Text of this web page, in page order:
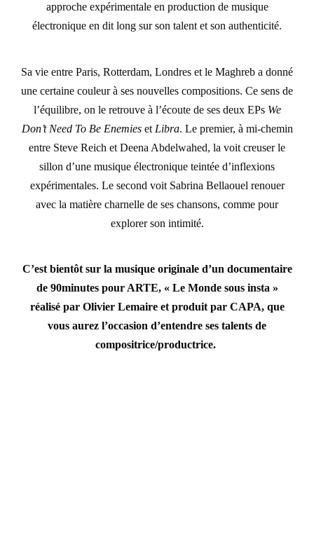
approche expérimentale en production de musique
électronique en dit long sur son talent et son authenticité.
Sa vie entre Paris, Rotterdam, Londres et le Maghreb a donné
une certaine couleur à ses nouvelles compositions. Ce sens de
l’équilibre, on le retrouve à l’écoute de ses deux EPs We
Don’t Need To Be Enemies et Libra. Le premier, à mi-chemin
entre Steve Reich et Deena Abdelwahed, la voit creuser le
sillon d’une musique électronique teintée d’inflexions
expérimentales. Le second voit Sabrina Bellaouel renouer
avec la matière charnelle de ses chansons, comme pour
explorer son intimité.
C’est bientôt sur la musique originale d’un documentaire
de 90minutes pour ARTE, « Le Monde sous insta »
réalisé par Olivier Lemaire et produit par CAPA, que
vous aurez l’occasion d’entendre ses talents de
compositrice/productrice.